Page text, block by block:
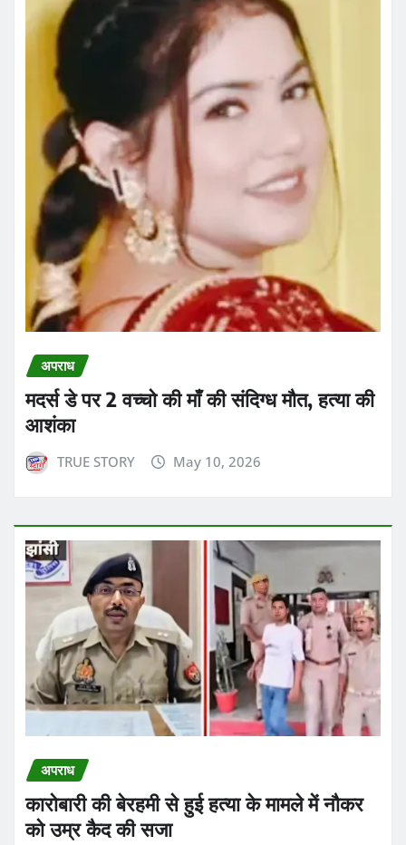
अपराध
मदर्स डे पर 2 वच्चो की माँ की संदिग्ध मौत, हत्या की
आशंका
TRUE STORY May 10, 2026
अपराध
कारोबारी की बेरहमी से हुई हत्या के मामले में नौकर
को उम्र कैद की सजा